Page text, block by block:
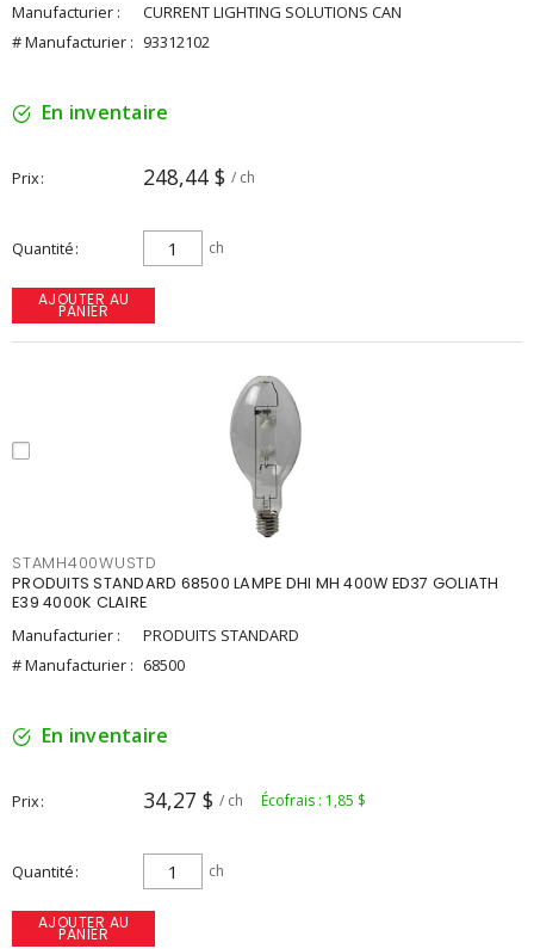
Manufacturier :
CURRENT LIGHTING SOLUTIONS CAN
# Manufacturier : 93312102
En inventaire
Prix 248,44 $ / ch
Quantité ch
AJOUTER AU
PANIER
STAMH400WUSTD
PRODUITS STANDARD 68500 LAMPE DHI MH 400W ED37 GOLIATH
E39 4000K CLAIRE
Manufacturier :
PRODUITS STANDARD
# Manufacturier : 68500
En inventaire
Prix 34,27 $ / ch Écofrais : 1,85 $
Quantité ch
AJOUTER AU
PANIER